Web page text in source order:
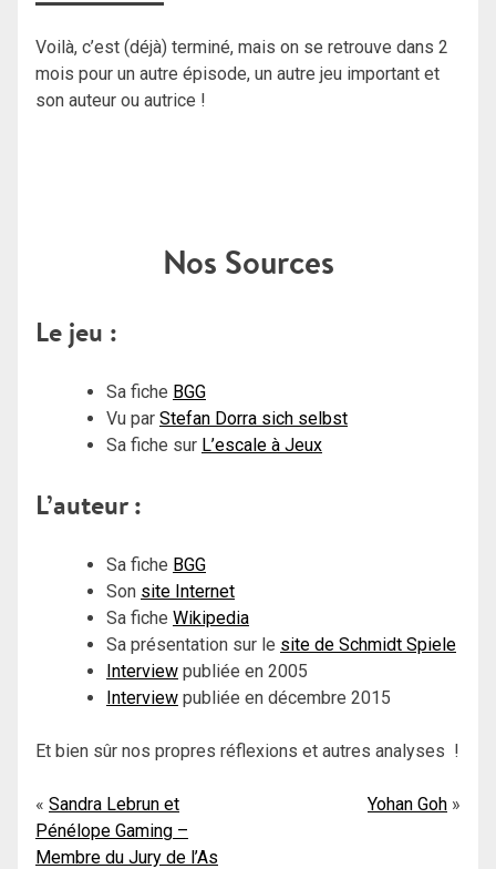
Voilà, c’est (déjà) terminé, mais on se retrouve dans 2
mois pour un autre épisode, un autre jeu important et
son auteur ou autrice !
Nos Sources
Le jeu :
Sa fiche BGG
Vu par Stefan Dorra sich selbst
Sa fiche sur L’escale à Jeux
L’auteur :
Sa fiche BGG
Son site Internet
Sa fiche Wikipedia
Sa présentation sur le site de Schmidt Spiele
Interview publiée en 2005
Interview publiée en décembre 2015
Et bien sûr nos propres réflexions et autres analyses !
Navigation
de
Sandra Lebrun et
Pénélope Gaming –
Membre du Jury de l’As
Yohan Goh